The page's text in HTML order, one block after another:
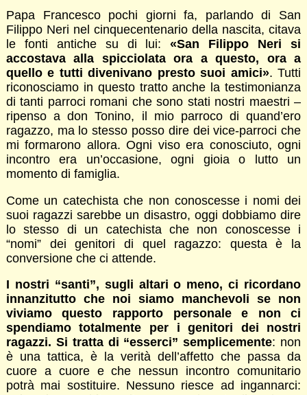
Papa Francesco pochi giorni fa, parlando di San
Filippo Neri nel cinquecentenario della nascita, citava
le fonti antiche su di lui:«San Filippo Neri si
accostava alla spicciolata ora a questo, ora a
quello e tutti divenivano presto suoi amici». Tutti
riconosciamo in questo tratto anche la testimonianza
di tanti parroci romani che sono stati nostri maestri –
ripenso a don Tonino, il mio parroco di quand’ero
ragazzo, ma lo stesso posso dire dei vice-parroci che
mi formarono allora. Ogni viso era conosciuto, ogni
incontro era un’occasione, ogni gioia o lutto un
momento di famiglia.
Come un catechista che non conoscesse i nomi dei
suoi ragazzi sarebbe un disastro, oggi dobbiamo dire
lo stesso di un catechista che non conoscesse i
“nomi” dei genitori di quel ragazzo: questa è la
conversione che ci attende.
I nostri “santi”, sugli altari o meno, ci ricordano
innanzitutto che noi siamo manchevoli se non
viviamo questo rapporto personale e non ci
spendiamo totalmente per i genitori dei nostri
ragazzi. Si tratta di “esserci” semplicemente: non
è una tattica, è la verità dell’affetto che passa da
cuore a cuore e che nessun incontro comunitario
potrà mai sostituire. Nessuno riesce ad ingannarci: